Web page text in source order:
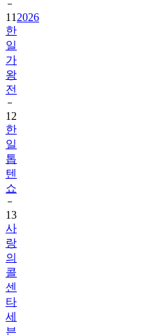
11 2026
한
일
가
왕
전
12
한
일
톱
텐
쇼
13
사
랑
의
콜
센
타
세
븐